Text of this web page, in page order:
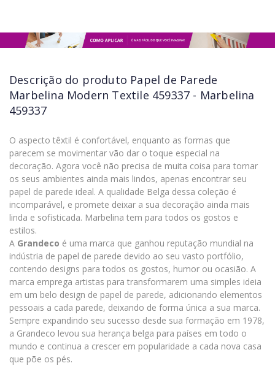
Descrição do produto Papel de Parede
Marbelina Modern Textile 459337 - Marbelina
459337
O aspecto têxtil é confortável, enquanto as formas que
parecem se movimentar vão dar o toque especial na
decoração. Agora você não precisa de muita coisa para tornar
os seus ambientes ainda mais lindos, apenas encontrar seu
papel de parede ideal. A qualidade Belga dessa coleção é
incomparável, e promete deixar a sua decoração ainda mais
linda e sofisticada. Marbelina tem para todos os gostos e
estilos.
A Grandeco é uma marca que ganhou reputação mundial na
indústria de papel de parede devido ao seu vasto portfólio,
contendo designs para todos os gostos, humor ou ocasião. A
marca emprega artistas para transformarem uma simples ideia
em um belo design de papel de parede, adicionando elementos
pessoais a cada parede, deixando de forma única a sua marca.
Sempre expandindo seu sucesso desde sua formação em 1978,
a Grandeco levou sua herança belga para países em todo o
mundo e continua a crescer em popularidade a cada nova casa
que põe os pés.